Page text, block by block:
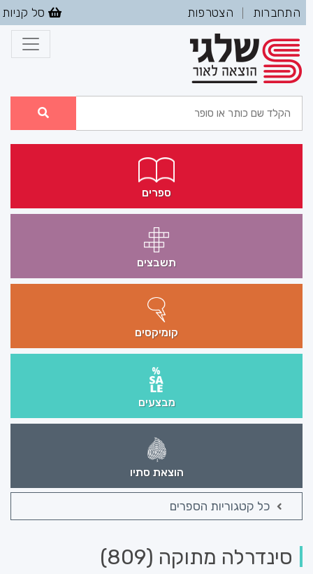
התחברות הצטרפות סל קניות
ספרים
תשבצים
קומיקסים
מבצעים
הוצאת סתיו
כל קטגוריות הספרים
סינדרלה מתוקה (809)